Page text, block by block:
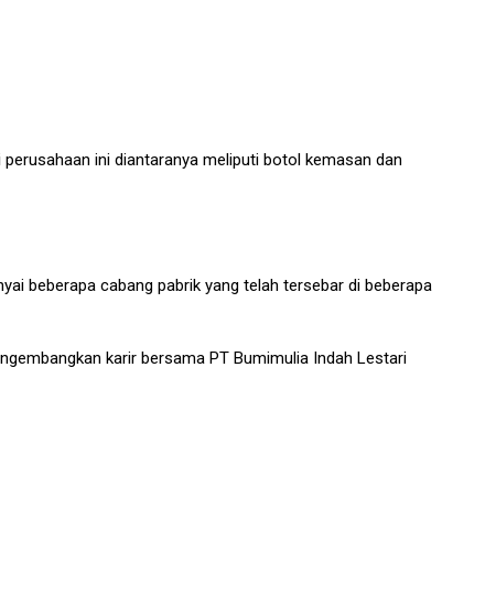
ini diantaranya meliputi botol kemasan dan
beberapa cabang pabrik yang telah tersebar di beberapa
karir bersama PT Bumimulia Indah Lestari